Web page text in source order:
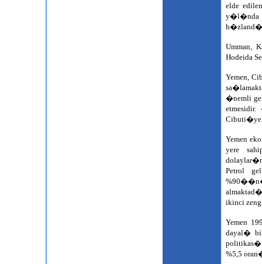
elde
y�l�nda
Umman,
Hodeida
Yemen,
�nemli
Cibuti�ye
Yemen
yere
Petrol
ikinci
Yemen
dayal�
politikas�
%5,5